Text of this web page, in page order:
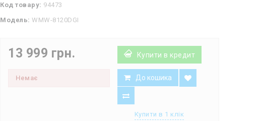
Код товару: 94473
Модель: WMW-8120DGI
13 999 грн. Купити в кредит
Немає До кошика
Купити в 1 клік